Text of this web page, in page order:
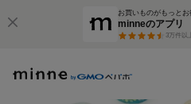
お買いものがもっとお
minneのアプリ
3万件以